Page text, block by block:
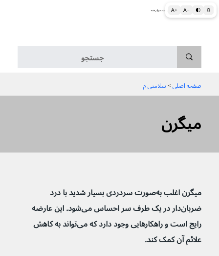
A+ A− 🌓 ♻ اطلاعات پزشکی و بهداشتی به زبان ساده برای همه
میگرن
صفحه اصلی > سلامتی م
میگرن اغلب به‌صورت سردردی بسیار شدید با درد
ضربان‌دار در یک طرف سر احساس می‌شود. این عارضه
رایج است و راهکارهایی وجود دارد که می‌تواند به کاهش
علائم آن کمک کند.